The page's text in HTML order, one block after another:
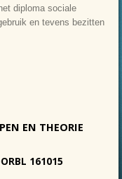
diploma sociale
en tevens bezitten
EN THEORIE
161015